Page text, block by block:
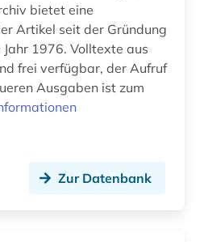
sozialwissenschaften (1)bietet eine
Artikel seit der Gründung
1976. Volltexte aus
frei verfügbar, der Aufruf
Ausgaben ist zum
Zur Datenbank